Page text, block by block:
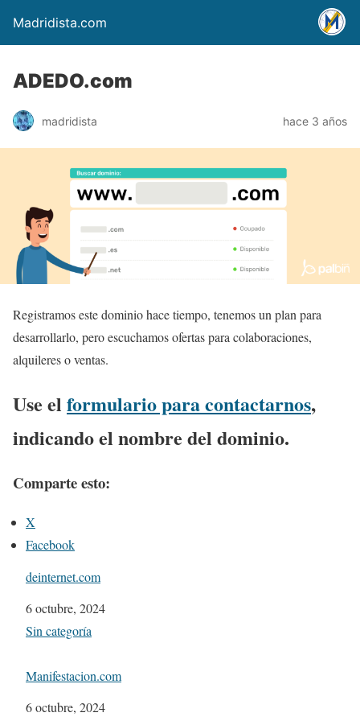
Madridista.com
ADEDO.com
madridista hace 3 años
Registramos este dominio hace tiempo, tenemos un plan para
desarrollarlo, pero escuchamos ofertas para colaboraciones,
alquileres o ventas.
Use el formulario para contactarnos,
indicando el nombre del dominio.
Comparte esto:
X
Facebook
deinternet.com
Fecha
6 octubre, 2024
Respecto a
Sin categoría
Manifestacion.com
Fecha
6 octubre, 2024